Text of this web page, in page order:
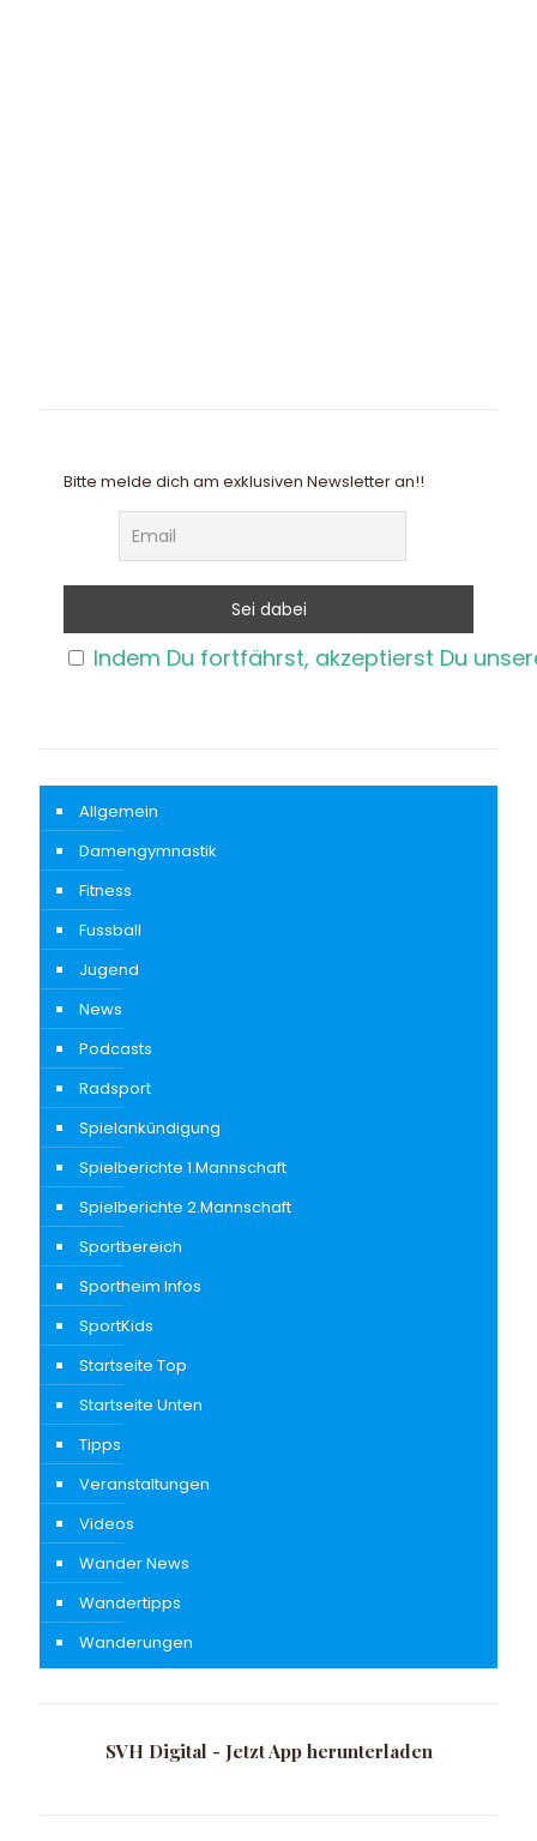
Bitte melde dich am exklusiven Newsletter an!!
Indem Du fortfährst, akzeptierst Du
Allgemein
Damengymnastik
Fitness
Fussball
Jugend
News
Podcasts
Radsport
Spielankündigung
Spielberichte 1.Mannschaft
Spielberichte 2.Mannschaft
Sportbereich
Sportheim Infos
SportKids
Startseite Top
Startseite Unten
Tipps
Veranstaltungen
Videos
Wander News
Wandertipps
Wanderungen
SVH Digital - Jetzt App herunterladen